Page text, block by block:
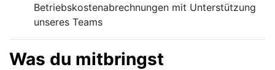
Betriebskostenabrechnungen mit Unterstützung
unseres Teams
Was du mitbringst